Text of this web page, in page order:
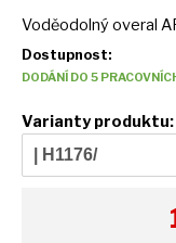
Voděodolný overal
Dostupnost:
DODÁNÍ DO 5
Varianty produktu:
| H1176/